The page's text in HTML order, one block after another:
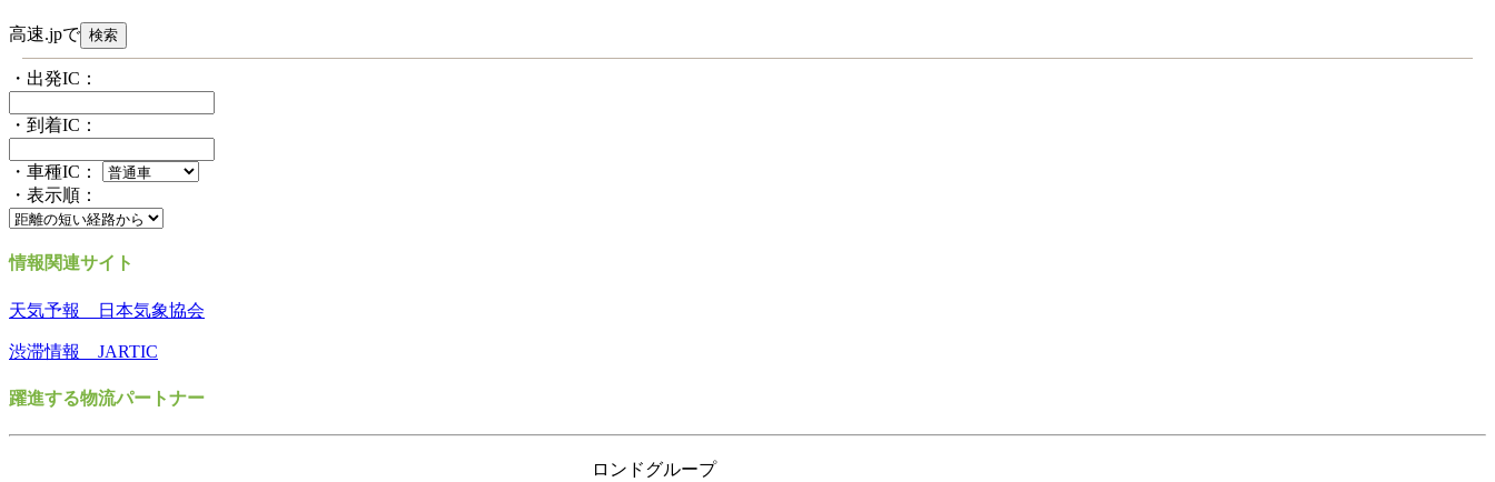
高速.jpで
・出発IC：
・到着IC：
・車種IC：
・表示順：
情報関連サイト
天気予報 日本気象協会
渋滞情報 JARTIC
躍進する物流パートナー
ロンドグループ